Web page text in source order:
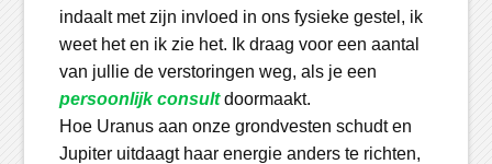
indaalt met zijn invloed in ons fysieke gestel, ik
weet het en ik zie het. Ik draag voor een aantal
van jullie de verstoringen weg, als je een
persoonlijk consult doormaakt.
Hoe Uranus aan onze grondvesten schudt en
Jupiter uitdaagt haar energie anders te richten,